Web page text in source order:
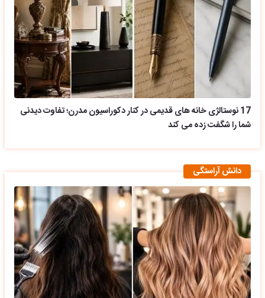
17 نوستالژی خانه های قدیمی در کنار دکوراسیون مدرن؛ تفاوت دیدنی
شما را شگفت زده می کند
دانش آراستگی